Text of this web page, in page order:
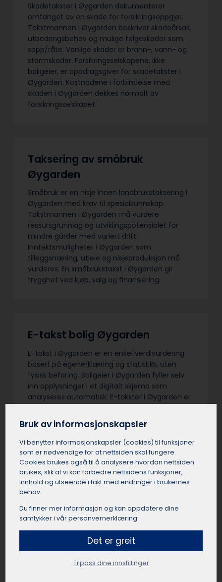
Skadetakster i Øygarden dokumenterer
omfanget av en skade for forsikringsoppgjør.
Takstmannen i Øygarden beskriver skadeårsak,
utbedringsbehov og mulige følgeskader som
sopp/råte. Vanlige skader er brann-, vann- og
stormskader. Forsikringsselskapene, ikke
boligeier, er oppdragsgiver for skadetakster i
Øygarden. Kostnadene i forbindelse med
skaden i Øygarden dekkes normalt av
forsikringsselskapet.
Taksering av småbruk
Øygarden
Småbruk er en nisje innen landbrukstaksering i
Øygarden med krav til spesialkunnskap.
Takstmannen i Øygarden må vurdere
ressursgrunnlag og utviklingspotensialet for
mindre gårder med variert drift.
Inntektsmuligheter i Øygarden som
tilleggsnæring, utleie og nisjeproduksjon må
vurderes. En småbrukstakst i Øygarden gir
trygghet ved kjøp, salg og finansiering.
E-takst bolig Øygarden
E-takst i Øygarden er en enkel verdivurdering
basert på egenerklæring og statistikk, uten
fysisk befaring. Boligeier i Øygarden fyller selv
inn opplysninger i et digitalt skjema som
analyseres automatisk. E-takster i Øygarden er
begrenset gyldighet og egner seg best for
enkle, standardiserte boliger.
Verdivurdering av bolig
En verdivurdering i Øygarden er takstmannens
estimat av boligens sannsynlige markedspris i
Øygarden. Takstmannen i Øygarden gjør en
helhetlig vurdering av beliggenhet, standard,
areal og sammenlignbare salg. Verdivurderinger
Bruk av informasjonskapsler
Vi benytter informasjons­kapsler (cookies) til funksjoner
som er nødvendige for at nettsiden skal fungere.
Cookies brukes også til å analysere hvordan nettsiden
brukes, slik at vi kan forbedre nettsidens funksjoner,
innhold og utseende i takt med endringer i brukernes
behov.
Du finner mer informasjon og kan oppdatere dine
samtykker i vår personvernerklæring.
Det er greit
Tilpass dine innstillinger